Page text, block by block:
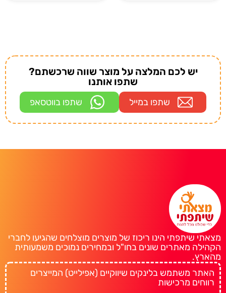
יש לכם המלצה על מוצר שווה שרכשתם?
שתפו אותנו
שתפו במייל שתפו בווטסאפ
מצאתי שיתפתי הינו ריכוז של מוצרים מוצלחים שהגיעו לחברי
הקהילה מאתרים שונים בחו"ל ובמחירים נמוכים משמעותית
מהארץ.
האתר משתמש בלינקים שיווקיים (אפילייט) המייצרים
רווחים מרכישות